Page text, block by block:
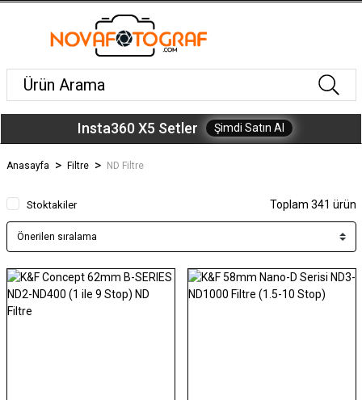
Insta360 X5 Setler Şimdi Satın Al
Anasayfa Filtre ND Filtre
Stoktakiler Toplam 341 ürün